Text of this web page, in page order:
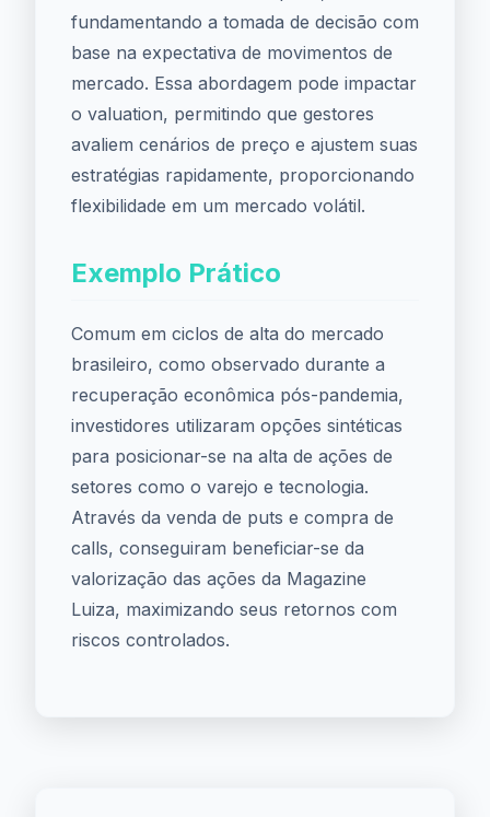
fundamentando a tomada de decisão com
base na expectativa de movimentos de
mercado. Essa abordagem pode impactar
o valuation, permitindo que gestores
avaliem cenários de preço e ajustem suas
estratégias rapidamente, proporcionando
flexibilidade em um mercado volátil.
Exemplo Prático
Comum em ciclos de alta do mercado
brasileiro, como observado durante a
recuperação econômica pós-pandemia,
investidores utilizaram opções sintéticas
para posicionar-se na alta de ações de
setores como o varejo e tecnologia.
Através da venda de puts e compra de
calls, conseguiram beneficiar-se da
valorização das ações da Magazine
Luiza, maximizando seus retornos com
riscos controlados.